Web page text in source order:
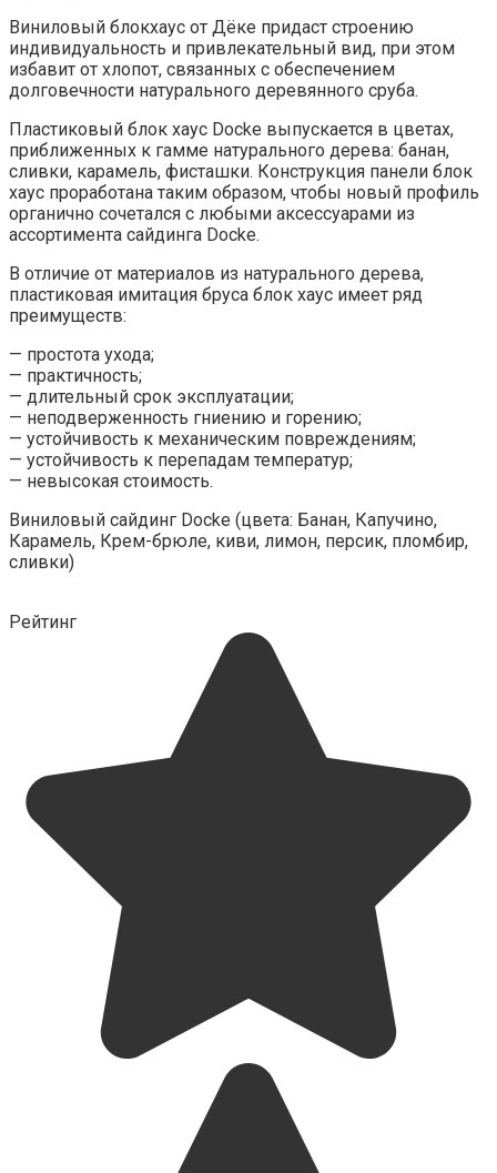
Виниловый блокхаус от Дёке придаст строению
индивидуальность и привлекательный вид, при этом
избавит от хлопот, связанных с обеспечением
долговечности натурального деревянного сруба.
Пластиковый блок хаус Docke выпускается в цветах,
приближенных к гамме натурального дерева: банан,
сливки, карамель, фисташки. Конструкция панели блок
хаус проработана таким образом, чтобы новый профиль
органично сочетался с любыми аксессуарами из
ассортимента сайдинга Docke.
В отличие от материалов из натурального дерева,
пластиковая имитация бруса блок хаус имеет ряд
преимуществ:
— простота ухода;
— практичность;
— длительный срок эксплуатации;
— неподверженность гниению и горению;
— устойчивость к механическим повреждениям;
— устойчивость к перепадам температур;
— невысокая стоимость.
Виниловый сайдинг Docke (цвета: Банан, Капучино,
Карамель, Крем-брюле, киви, лимон, персик, пломбир,
сливки)
Рейтинг